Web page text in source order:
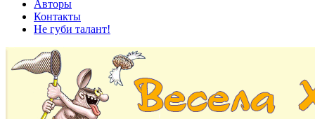
Авторы
Контакты
Не губи талант!